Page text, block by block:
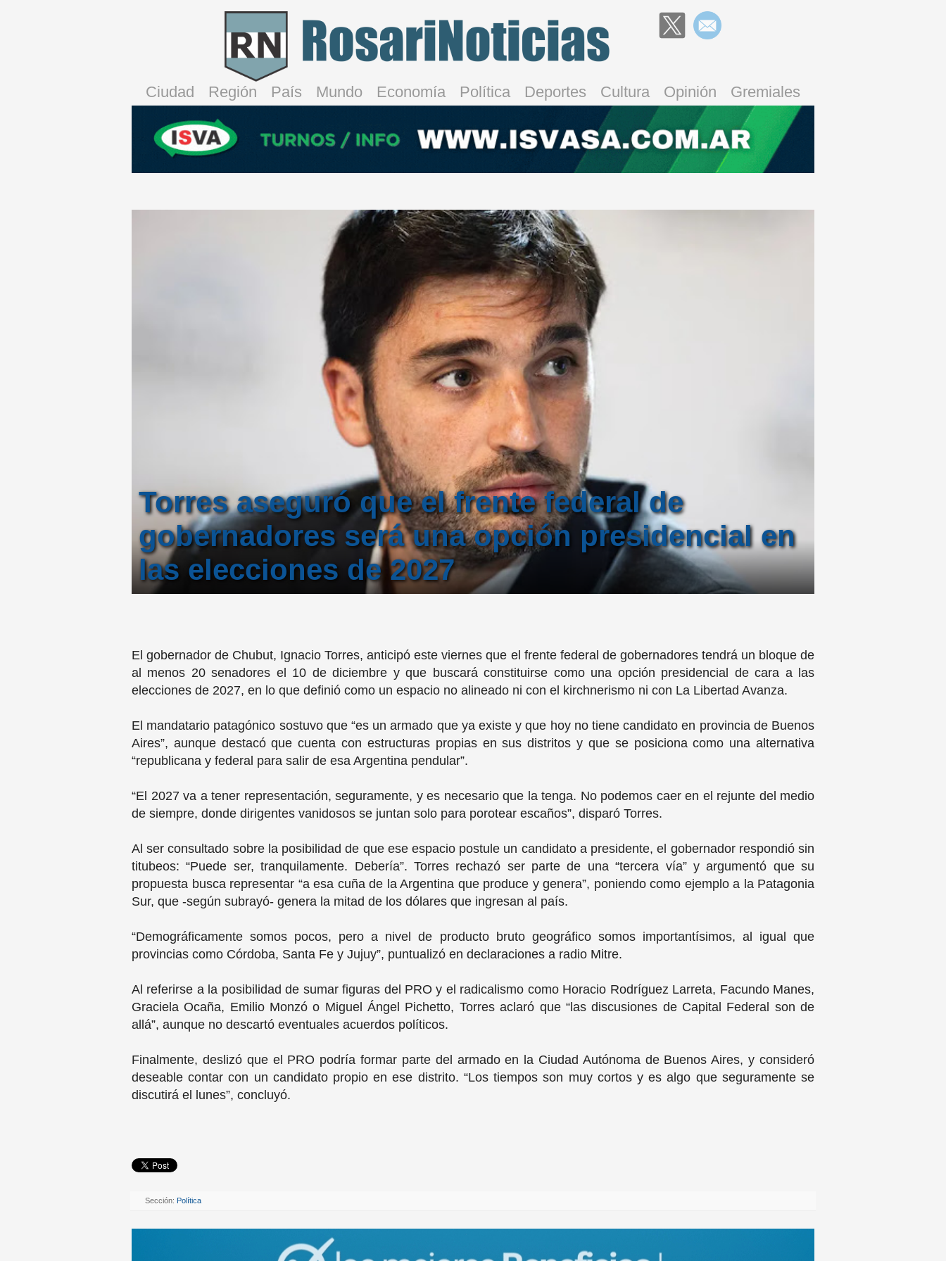
Ciudad Región País Mundo Economía Política Deportes Cultura Opinión Gremiales
Torres aseguró que el frente federal de
gobernadores será una opción presidencial en
las elecciones de 2027
El gobernador de Chubut, Ignacio Torres, anticipó este viernes que el frente federal de gobernadores tendrá un bloque de
al menos 20 senadores el 10 de diciembre y que buscará constituirse como una opción presidencial de cara a las
elecciones de 2027, en lo que definió como un espacio no alineado ni con el kirchnerismo ni con La Libertad Avanza.
El mandatario patagónico sostuvo que “es un armado que ya existe y que hoy no tiene candidato en provincia de Buenos
Aires”, aunque destacó que cuenta con estructuras propias en sus distritos y que se posiciona como una alternativa
“republicana y federal para salir de esa Argentina pendular”.
“El 2027 va a tener representación, seguramente, y es necesario que la tenga. No podemos caer en el rejunte del medio
de siempre, donde dirigentes vanidosos se juntan solo para porotear escaños”, disparó Torres.
Al ser consultado sobre la posibilidad de que ese espacio postule un candidato a presidente, el gobernador respondió sin
titubeos: “Puede ser, tranquilamente. Debería”. Torres rechazó ser parte de una “tercera vía” y argumentó que su
propuesta busca representar “a esa cuña de la Argentina que produce y genera”, poniendo como ejemplo a la Patagonia
Sur, que -según subrayó- genera la mitad de los dólares que ingresan al país.
“Demográficamente somos pocos, pero a nivel de producto bruto geográfico somos importantísimos, al igual que
provincias como Córdoba, Santa Fe y Jujuy”, puntualizó en declaraciones a radio Mitre.
Al referirse a la posibilidad de sumar figuras del PRO y el radicalismo como Horacio Rodríguez Larreta, Facundo Manes,
Graciela Ocaña, Emilio Monzó o Miguel Ángel Pichetto, Torres aclaró que “las discusiones de Capital Federal son de
allá”, aunque no descartó eventuales acuerdos políticos.
Finalmente, deslizó que el PRO podría formar parte del armado en la Ciudad Autónoma de Buenos Aires, y consideró
deseable contar con un candidato propio en ese distrito. “Los tiempos son muy cortos y es algo que seguramente se
discutirá el lunes”, concluyó.
Sección: Política